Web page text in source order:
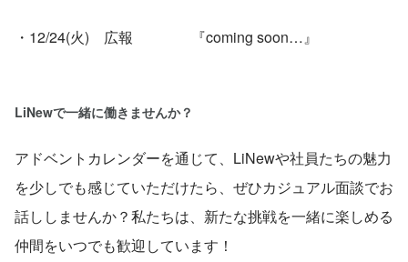
・12/24(火)　広報　　　　『coming soon…』
LiNewで一緒に働きませんか？
アドベントカレンダーを通じて、LiNewや社員たちの魅力
を少しでも感じていただけたら、ぜひカジュアル面談でお
話ししませんか？私たちは、新たな挑戦を一緒に楽しめる
仲間をいつでも歓迎しています！